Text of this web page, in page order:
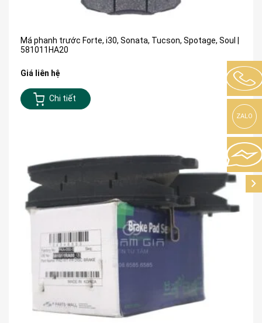
Má phanh trước Forte, i30, Sonata, Tucson, Spotage, Soul |
581011HA20
Giá liên hệ
Chi tiết
ZALO